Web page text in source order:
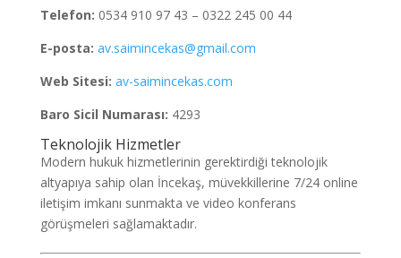
Telefon: 0534 910 97 43 – 0322 245 00 44
E-posta: av.saimincekas@gmail.com
Web Sitesi: av-saimincekas.com
Baro Sicil Numarası: 4293
Teknolojik Hizmetler
Modern hukuk hizmetlerinin gerektirdiği teknolojik
altyapıya sahip olan İncekaş, müvekkillerine 7/24 online
iletişim imkanı sunmakta ve video konferans
görüşmeleri sağlamaktadır.